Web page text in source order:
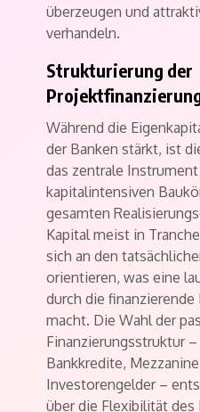
überzeugen und
verhandeln.
Strukturierung der
Während die
der Banken stärkt, ist
das zentrale
kapitalintensiven
gesamten
Kapital meist in
sich an den
orientieren, was eine
durch die
macht. Die Wahl der
Finanzierungsstruktur
Bankkredite,
Investorengelder –
über die Flexibilität des